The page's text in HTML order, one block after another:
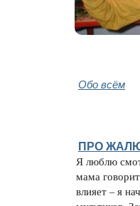
Обо всём
ПРО
Я люблю
мама
влияет – я